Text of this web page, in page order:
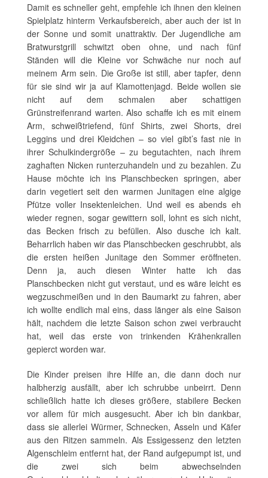
Damit es schneller geht, empfehle ich ihnen den kleinen
Spielplatz hinterm Verkaufsbereich, aber auch der ist in
der Sonne und somit unattraktiv. Der Jugendliche am
Bratwurstgrill schwitzt oben ohne, und nach fünf
Ständen will die Kleine vor Schwäche nur noch auf
meinem Arm sein. Die Große ist still, aber tapfer, denn
für sie sind wir ja auf Klamottenjagd. Beide wollen sie
nicht auf dem schmalen aber schattigen
Grünstreifenrand warten. Also schaffe ich es mit einem
Arm, schweißtriefend, fünf Shirts, zwei Shorts, drei
Leggins und drei Kleidchen – so viel gibt’s fast nie in
ihrer Schulkindergröße – zu begutachten, nach ihrem
zaghaften Nicken runterzuhandeln und zu bezahlen. Zu
Hause möchte ich ins Planschbecken springen, aber
darin vegetiert seit den warmen Junitagen eine algige
Pfütze voller Insektenleichen. Und weil es abends eh
wieder regnen, sogar gewittern soll, lohnt es sich nicht,
das Becken frisch zu befüllen. Also dusche ich kalt.
Beharrlich haben wir das Planschbecken geschrubbt, als
die ersten heißen Junitage den Sommer eröffneten.
Denn ja, auch diesen Winter hatte ich das
Planschbecken nicht gut verstaut, und es wäre leicht es
wegzuschmeißen und in den Baumarkt zu fahren, aber
ich wollte endlich mal eins, dass länger als eine Saison
hält, nachdem die letzte Saison schon zwei verbraucht
hat, weil das erste von trinkenden Krähenkrallen
gepierct worden war.
Die Kinder preisen ihre Hilfe an, die dann doch nur
halbherzig ausfällt, aber ich schrubbe unbeirrt. Denn
schließlich hatte ich dieses größere, stabilere Becken
vor allem für mich ausgesucht. Aber ich bin dankbar,
dass sie allerlei Würmer, Schnecken, Asseln und Käfer
aus den Ritzen sammeln. Als Essigessenz den letzten
Algenschleim entfernt hat, der Rand aufgepumpt ist, und
die zwei sich beim abwechselnden